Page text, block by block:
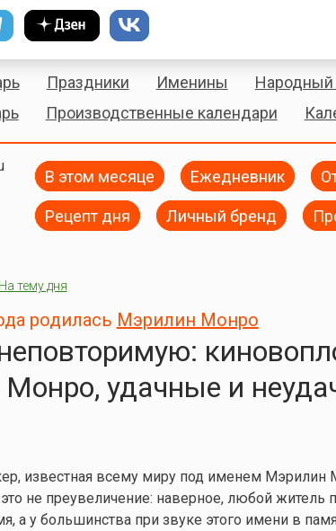
Праздники Именины Народный
Производственные календари
В этом месяце Ежедневник
Рецепт дня Личный бренд
На тему дня
родилась Мэрилин Монро
удачные и
известная всему миру под именем Мэрилин
не преувеличение: наверное, любой житель
а у большинства при звуке этого имени в